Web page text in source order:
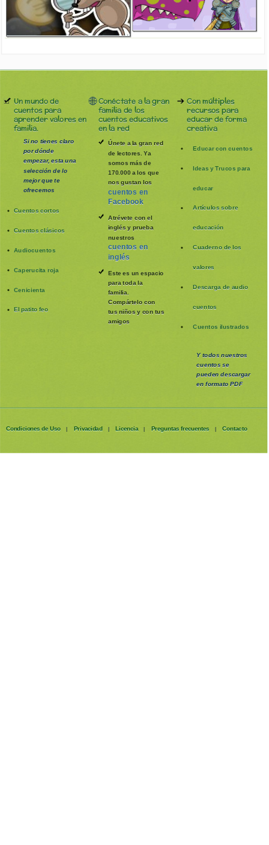
Un mundo de
cuentos para
aprender valores en
familia.
Si no tienes claro
por dónde
empezar, esta una
selección de lo
mejor que te
ofrecemos
Cuentos cortos
Cuentos clásicos
Audiocuentos
Caperucita roja
Cenicienta
El patito feo
Conéctate a la gran
familia de los
cuentos educativos
en la red
Únete a la gran red
de lectores. Ya
somos más de
170.000 a los que
nos gustan los
cuentos en
Facebook
Atrévete con el
inglés y prueba
nuestros
cuentos en
inglés
Este es un espacio
para toda la
familia
Compártelo con
tus niños y con tus
amigos
Con múltiples
recursos para
educar de forma
creativa
Educar con cuentos
Ideas y Trucos para
educar
Artículos sobre
educación
Cuaderno de los
valores
Descarga de audio
cuentos
Cuentos ilustrados
Y todos nuestros
cuentos se
puedendescargar
en formato PDF
Condiciones de Uso | Privacidad | Licencia | Preguntas frecuentes | Contacto